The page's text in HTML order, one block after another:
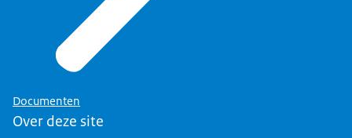
Documenten
Over deze site